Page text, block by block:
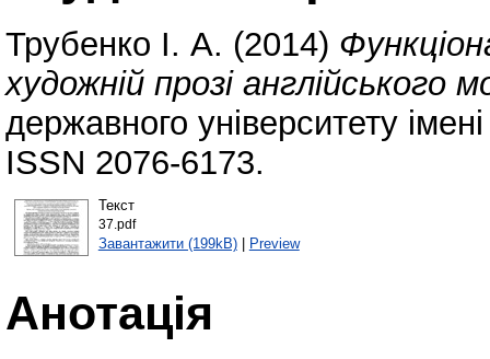
Трубенко І. А. (2014)
художній прозі англійського
державного університету
ISSN 2076-6173.
Текст
37.pdf
Завантажити (199kB)| Preview
Анотація